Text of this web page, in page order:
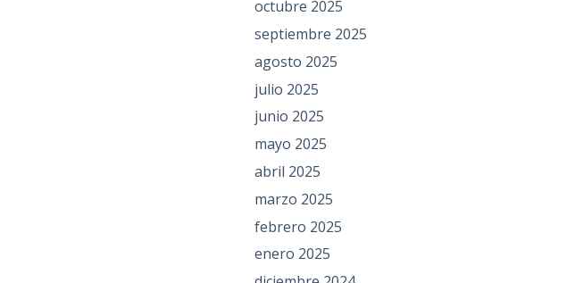
octubre 2025
septiembre 2025
agosto 2025
julio 2025
junio 2025
mayo 2025
abril 2025
marzo 2025
febrero 2025
enero 2025